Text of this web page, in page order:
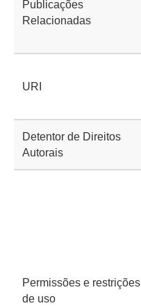
Publicações
Relacionadas
URI
Detentor de Direitos
Autorais
Permissões e restrições
de uso